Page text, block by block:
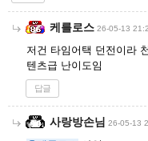
케를로스 26-05-13
저건 타임어택 던전이라
텐츠급 난이도임
답글
사랑방손님 26-05-13